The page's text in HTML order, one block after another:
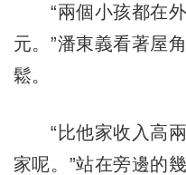
“兩個小孩都在外
元。”潘東義看著屋
鬆。
“比他家收入高兩
家呢。”站在旁邊的